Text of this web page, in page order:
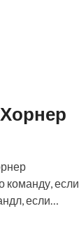
команду, если
если…